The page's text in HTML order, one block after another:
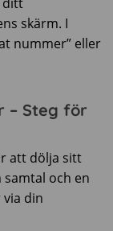
skärm. I
nummer” eller
– Steg för
att dölja sitt
och en
din